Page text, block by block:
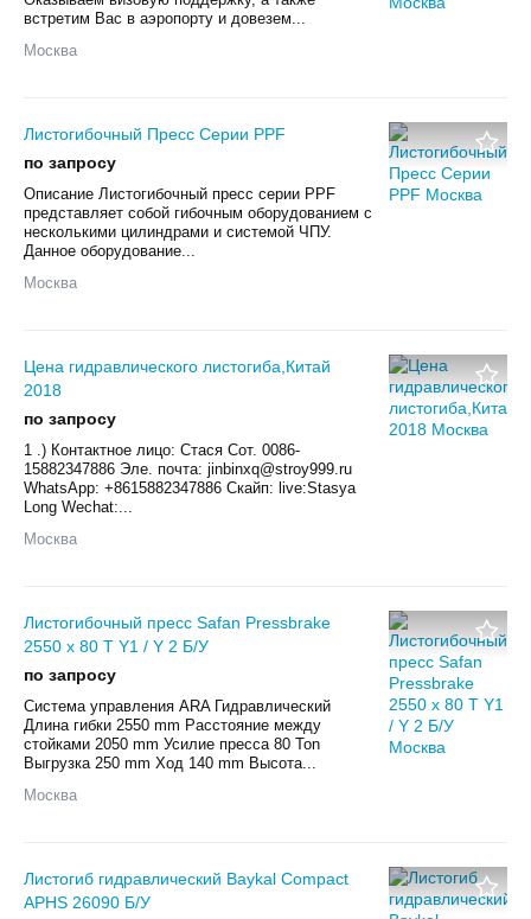
встретим Вас в аэропорту и довезем...
Москва
Листогибочный Пресс Серии PPF
по запросу
Описание Листогибочный пресс серии PPF
представляет собой гибочным оборудованием с
несколькими цилиндрами и системой ЧПУ.
Данное оборудование...
Москва
Цена гидравлического листогиба,Китай
2018
по запросу
1 .) Контактное лицо: Стася Сот. 0086-
15882347886 Эле. почта: jinbinxq@stroy999.ru
WhatsApp: +8615882347886 Скайп: live:Stasya
Long Wechat:...
Москва
Листогибочный пресс Safan Pressbrake
2550 x 80 T Y1 / Y 2 Б/У
по запросу
Система управления ARA Гидравлический
Длина гибки 2550 mm Расстояние между
стойками 2050 mm Усилие пресса 80 Ton
Выгрузка 250 mm Ход 140 mm Высота...
Москва
Листогиб гидравлический Baykal Compact
APHS 26090 Б/У